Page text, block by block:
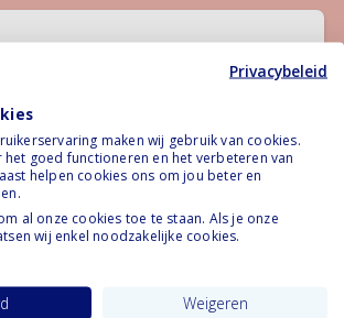
komen de huwelijkse
te vervallen. Afspraken die
neem je daarom op in
vaak voor veel discussie.
Privacybeleid
maken wij gebruik van cookies.
goed functioneren en het verbeteren van
helpen cookies ons om jou beter en
al onze cookies toe te staan. Als je onze
wij enkel noodzakelijke cookies.
Weigeren